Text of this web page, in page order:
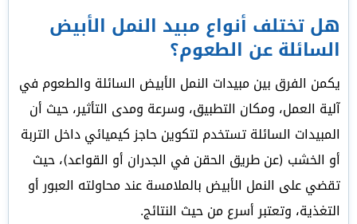
هل تختلف أنواع مبيد النمل الأبيض
السائلة عن الطعوم؟
يكمن الفرق بين مبيدات النمل الأبيض السائلة والطعوم في
آلية العمل، ومكان التطبيق، وسرعة ومدى التأثير، حيث أن
المبيدات السائلة تستخدم لتكوين حاجز كيميائي داخل التربة
أو الخشب (عن طريق الحقن في الجدران أو القواعد)، حيث
تقضي على النمل الأبيض بالملامسة عند محاولته العبور أو
التغذية، وتعتبر أسرع من حيث النتائج.